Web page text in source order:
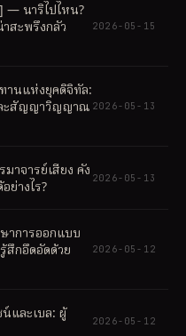
— นาริไปไหน?
สะพรึงกลัว
2026-05-15
านแห่งยุคดิจิทัล:
ละสัญญาวิญญาณ 2026-05-13
าจารย์เสียง คัง
ย่างไร?
2026-05-13
การออกแบบ
สึกอึดอัดด้วย
2026-05-12
และเบล: ผู้
2026-05-12